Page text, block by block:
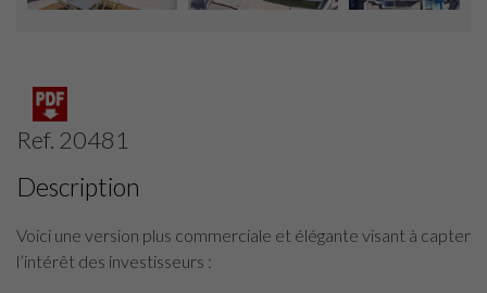
Ref. 20481
Description
Voici une version plus commerciale et élégante visant à capter
l’intérêt des investisseurs :